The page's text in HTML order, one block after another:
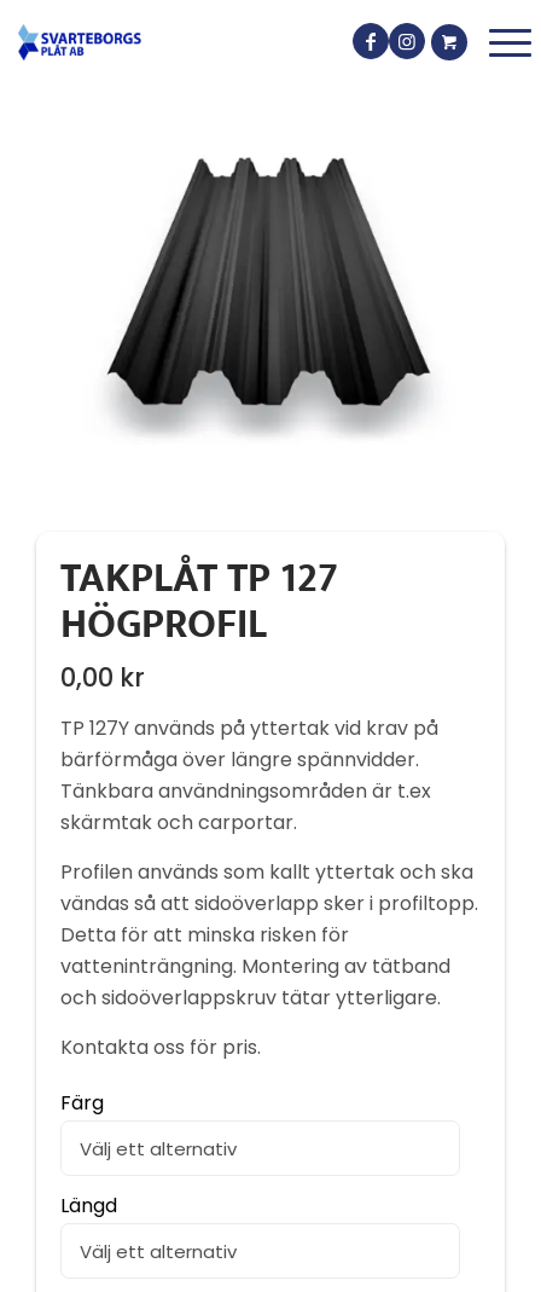
TAKPLÅT TP 127
HÖGPROFIL
0,00 kr
TP 127Y används på yttertak vid krav på
bärförmåga över längre spännvidder.
Tänkbara användningsområden är t.ex
skärmtak och carportar.
Profilen används som kallt yttertak och ska
vändas så att sidoöverlapp sker i profiltopp.
Detta för att minska risken för
vatteninträngning. Montering av tätband
och sidoöverlappskruv tätar ytterligare.
Kontakta oss för pris.
Färg
Längd